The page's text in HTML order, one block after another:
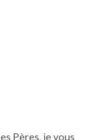
Pères, je vous